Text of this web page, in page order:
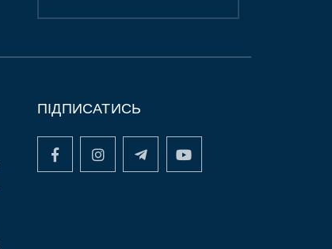
ПІДПИСАТИСЬ